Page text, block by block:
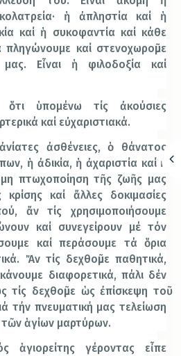
ἡ ἀπληστία καί ἡ
καί ἡ συκοφαντία καί κάθε
πληγώνουμε καί στενοχωροῦμε
Εἶναι ἡ φιλοδοξία καί
ὅτι ὑπομένω τίς ἀκούσιες
καί εὐχαριστιακά.
ἀσθένειες, ὁ θάνατος
ἡ ἀδικία, ἡ ἀχαριστία καί ἡ
πτωχοποίηση τῆς ζωῆς μας
καί ἄλλες δοκιμασίες
ἄν τίς χρησιμοποιήσουμε
καί συνεγείρουν μέ τόν
καί περάσουμε τά ὅρια
Ἄν τίς δεχθοῦμε παθητικά,
διαφορετικά, πάλι δέν
δεχθοῦμε ὡς ἐπίσκεψη τοῦ
τήν πνευματική μας τελείωση
ἁγίων μαρτύρων.
γέροντας εἶπε